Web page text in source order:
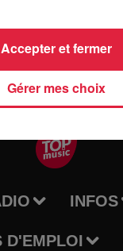
INFOS
D'EMPLOI
Gérer mes choix
Accepter et fermer